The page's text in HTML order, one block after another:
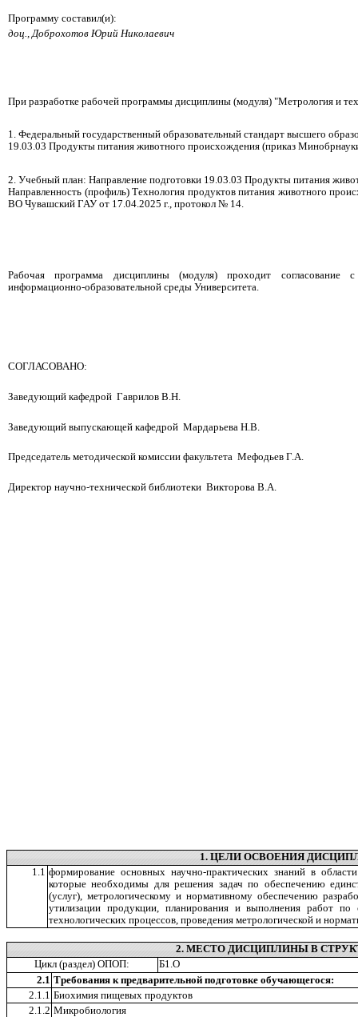
Программу составил(и):
доц., Доброхотов Юрий Николаевич
1. Федеральный государственный образовательный стандарт высшего
19.03.03 Продукты питания животного происхождения (приказ
При разработке рабочей программы дисциплины (модуля) "Метрология и
2. Учебный план: Направление подготовки 19.03.03 Продукты питания
Направленность (профиль) Технология продуктов питания животного
ВО Чувашский ГАУ от 17.04.2025 г., протокол № 14.
Рабочая программа дисциплины (модуля) проходит согласование с
информационно-образовательной среды Университета.
Заведующий кафедрой Гаврилов В.Н.
Заведующий выпускающей кафедрой Мардарьева Н.В.
Председатель методической комиссии факультета Мефодьев Г.А.
Директор научно-технической библиотеки Викторова В.А.
СОГЛАСОВАНО:
1. ЦЕЛИ ОСВОЕНИЯ
1.1 формирование основных научно-практических знаний в
которые необходимы для решения задач по обеспечению
(услуг), метрологическому и нормативному обеспечению
утилизации продукции, планирования и выполнения работ
технологических процессов, проведения метрологической и
2. МЕСТО ДИСЦИПЛИНЫ В
Цикл (раздел) ОПОП:
Б1.О
2.1 Требования к предварительной подготовке обучающегося:
2.1.1 Биохимия пищевых продуктов
2.1.2 Микробиология